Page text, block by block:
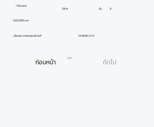
1,620,000 บาท
1 ห้องนอน
28 m² ชั้น 6
เลื่อนประกาศล่าสุดเมื่อวันที่ 25/8/66 12:14
ก่อนหน้า 1 / 1 ถัดไป